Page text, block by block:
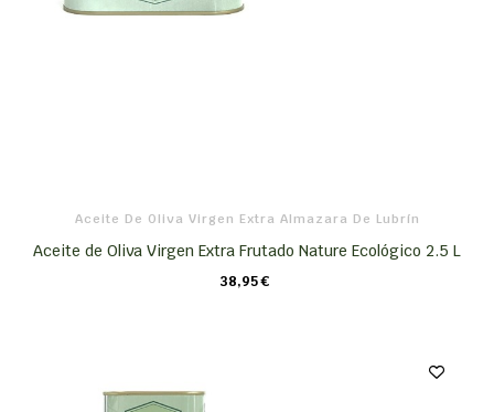
Aceite De Oliva Virgen Extra Almazara De Lubrín
Aceite de Oliva Virgen Extra Frutado Nature Ecológico 2.5 L
38,95 €
CARRO